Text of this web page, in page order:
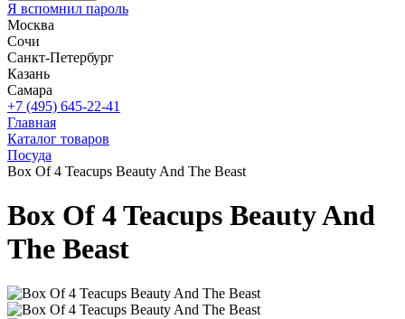
Я вспомнил пароль
Москва
Сочи
Санкт-Петербург
Казань
Самара
+7 (495) 645-22-41
Главная
Каталог товаров
Посуда
Box Of 4 Teacups Beauty And The Beast
Box Of 4 Teacups Beauty And
The Beast